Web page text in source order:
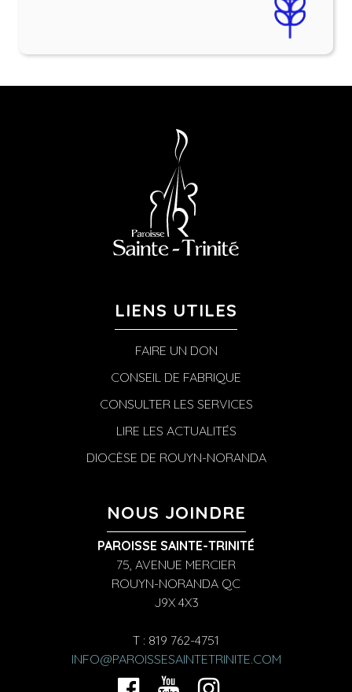
LIENS UTILES
FAIRE UN DON
CONSEIL DE FABRIQUE
CONSULTER LES SERVICES
LIRE LES ACTUALITÉS
DIOCÈSE DE ROUYN-NORANDA
NOUS JOINDRE
PAROISSE SAINTE-TRINITÉ
75, AVENUE MERCIER
ROUYN-NORANDA QC
J9X 4X3
T : 819 762-4751
INFO@PAROISSESAINTETRINITE.COM